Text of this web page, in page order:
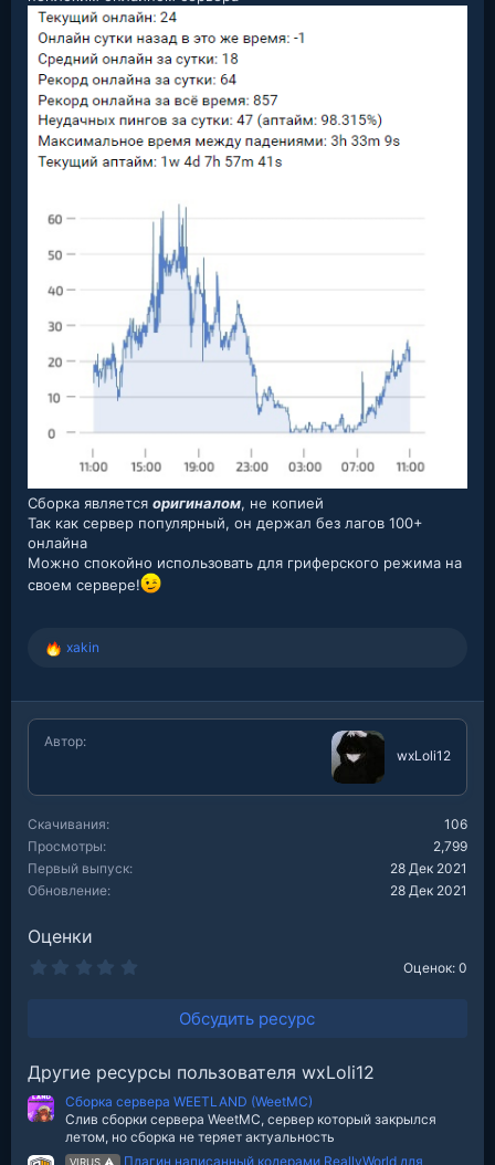
Сборка является оригиналом, не копией
Так как сервер популярный, он держал без лагов 100+
онлайна
Можно спокойно использовать для гриферского режима на
своем сервере!
Р
к
ц
и
xakin
Автор
wxLoli12
Скачивания
106
Просмотры
2,799
Первый выпуск
28 Дек 2021
Обновление
28 Дек 2021
Оценки
з
д
Оценок: 0
Обсудить ресурс
Другие ресурсы пользователя wxLoli12
Сборка сервера WEETLAND (WeetMC)
Слив сборки сервера WeetMC, сервер который закрылся
летом, но сборка не теряет актуальность
VIRUS ⚠
Плагин написанный кодерами ReallyWorld для